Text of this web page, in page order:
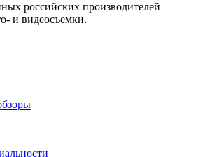
российских производителей
и видеосъемки.